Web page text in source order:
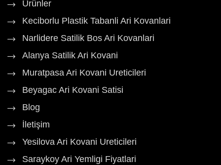
Ürünler
Keciborlu Plastik Tabanli Ari Kovanlari
Narlidere Satilik Bos Ari Kovanlari
Alanya Satilik Ari Kovani
Muratpasa Ari Kovani Ureticileri
Beyagac Ari Kovani Satisi
Blog
İletişim
Yesilova Ari Kovani Ureticileri
Saraykoy Ari Yemligi Fiyatlari